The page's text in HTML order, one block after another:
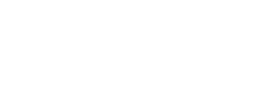
壽慶典，誠摯邀請十方善信大德攜家帶眷前來參香
典，祈求虎爺神威護持，庇佑闔家平安、財運亨
號，讓我們協助您的廟宇推廣。
廣您的信仰